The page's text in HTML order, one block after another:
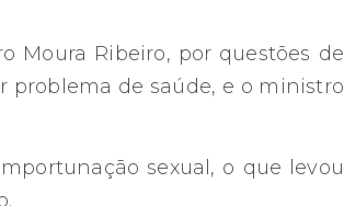
Moura Ribeiro, por questões de
problema de saúde, e o ministro
sexual, o que levou